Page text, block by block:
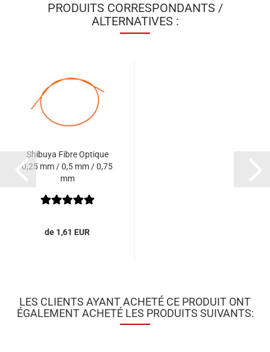
PRODUITS CORRESPONDANTS /
ALTERNATIVES :
Shibuya Fibre Optique
0,25 mm / 0,5 mm / 0,75
mm
de 1,61 EUR
LES CLIENTS AYANT ACHETÉ CE PRODUIT ONT
ÉGALEMENT ACHETÉ LES PRODUITS SUIVANTS: